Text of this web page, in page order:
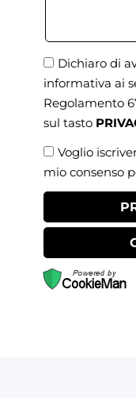
Dichiaro di
informativa ai
Regolamento
sul tasto
Voglio
mio consenso